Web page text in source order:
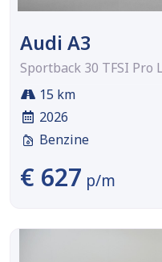
Audi A3
Sportback 30 TFSI Pro
15 km
2026
Benzine
€ 627 p/m